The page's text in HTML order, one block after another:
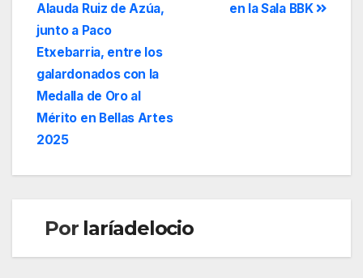
en la Sala BBK
Alauda Ruiz de Azúa,
junto a Paco
Etxebarria, entre los
galardonados con la
Medalla de Oro al
Mérito en Bellas Artes
2025
Por laríadelocio